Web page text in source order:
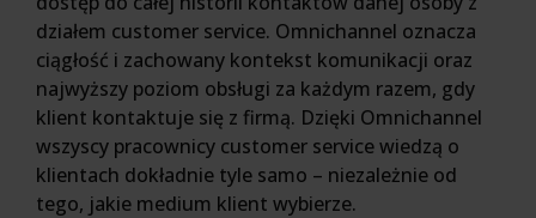
działem customer service. Omnichannel oznacza
ciągłość i zachowany kontekst komunikacji oraz
najwyższy poziom obsługi za każdym razem, gdy
klient kontaktuje się z firmą. Dzięki Omnichannel
wszyscy pracownicy customer service wiedzą o
klientach dokładnie tyle samo – niezależnie od
tego, jakie medium klient wybierze.